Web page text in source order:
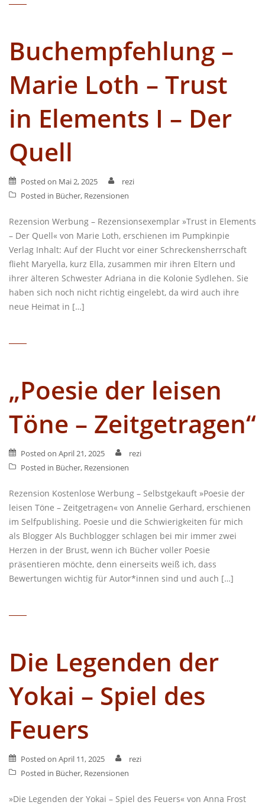
Buchempfehlung –
Marie Loth – Trust
in Elements I – Der
Quell
Posted on Mai 2, 2025
rezi
Posted in Bücher, Rezensionen
Rezension Werbung – Rezensionsexemplar »Trust in Elements
– Der Quell« von Marie Loth, erschienen im Pumpkinpie
Verlag Inhalt: Auf der Flucht vor einer Schreckensherrschaft
flieht Maryella, kurz Ella, zusammen mir ihren Eltern und
ihrer älteren Schwester Adriana in die Kolonie Sydlehen. Sie
haben sich noch nicht richtig eingelebt, da wird auch ihre
neue Heimat in […]
„Poesie der leisen
Töne – Zeitgetragen“
Posted on April 21, 2025
rezi
Posted in Bücher, Rezensionen
Rezension Kostenlose Werbung – Selbstgekauft »Poesie der
leisen Töne – Zeitgetragen« von Annelie Gerhard, erschienen
im Selfpublishing. Poesie und die Schwierigkeiten für mich
als Blogger Als Buchblogger schlagen bei mir immer zwei
Herzen in der Brust, wenn ich Bücher voller Poesie
präsentieren möchte, denn einerseits weiß ich, dass
Bewertungen wichtig für Autor*innen sind und auch […]
Die Legenden der
Yokai – Spiel des
Feuers
Posted on April 11, 2025
rezi
Posted in Bücher, Rezensionen
»Die Legenden der Yokai – Spiel des Feuers« von Anna Frost